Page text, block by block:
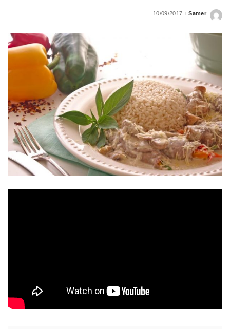
Posted
Samer
10/09/2017